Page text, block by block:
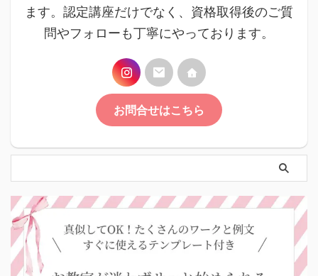
ます。認定講座だけでなく、資格取得後のご質
問やフォローも丁寧にやっております。
お問合せはこちら